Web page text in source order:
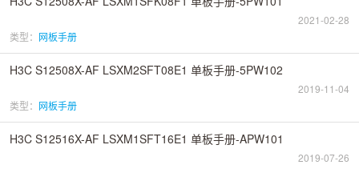
2021-02-28
类型： 网板手册
H3C S12508X-AF LSXM2SFT08E1 单板手册-5PW102
2019-11-04
类型： 网板手册
H3C S12516X-AF LSXM1SFT16E1 单板手册-APW101
2019-07-26